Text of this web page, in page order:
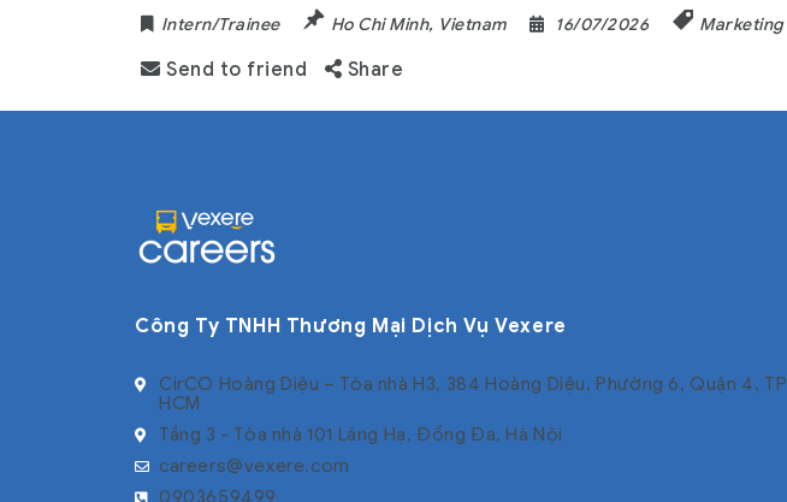
Intern/Trainee Ho Chi Minh, Vietnam 16/07/2026 Marketing
Send to friend Share
Công Ty TNHH Thương Mại Dịch Vụ Vexere
CirCO Hoàng Diệu – Tòa nhà H3, 384 Hoàng Diệu, Phường 6, Quận 4, TP
HCM
Tầng 3 - Tòa nhà 101 Láng Hạ, Đống Đa, Hà Nội
careers@vexere.com
0903659499